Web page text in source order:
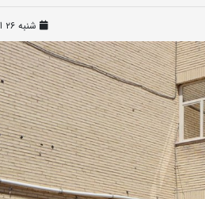
شنبه ۲۶ اردیبهشت ۱۴۰۵